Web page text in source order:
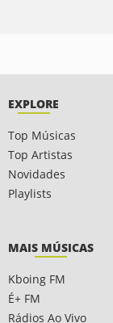
EXPLORE
Top Músicas
Top Artistas
Novidades
Playlists
MAIS MÚSICAS
Kboing FM
É+ FM
Rádios Ao Vivo